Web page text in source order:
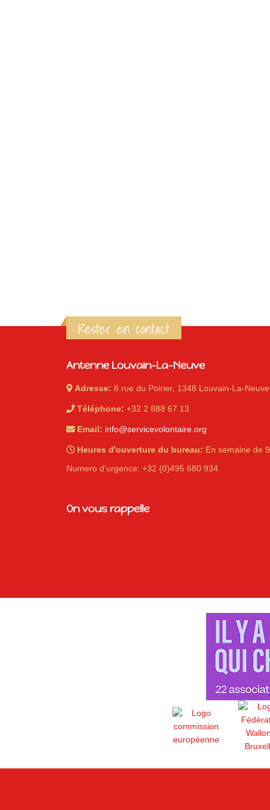
Rester en contact
Antenne Louvain-La-Neuve
Adresse: 8 rue du Poirier, 1348 Louvain-La-Neuve
Téléphone: +32 2 888 67 13
Email: info@servicevolontaire.org
Heures d'ouverture du bureau: En semaine de
Numero d'urgence: +32 (0)495 680 934
On vous rappelle